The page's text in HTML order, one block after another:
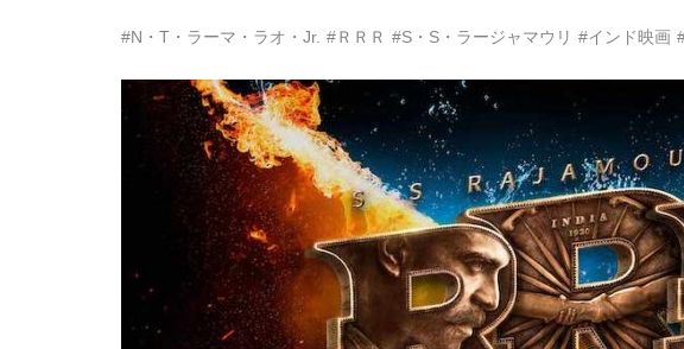
#N・T・ラーマ・ラオ・Jr. #ＲＲＲ #S・S・ラージャマウリ #インド映画